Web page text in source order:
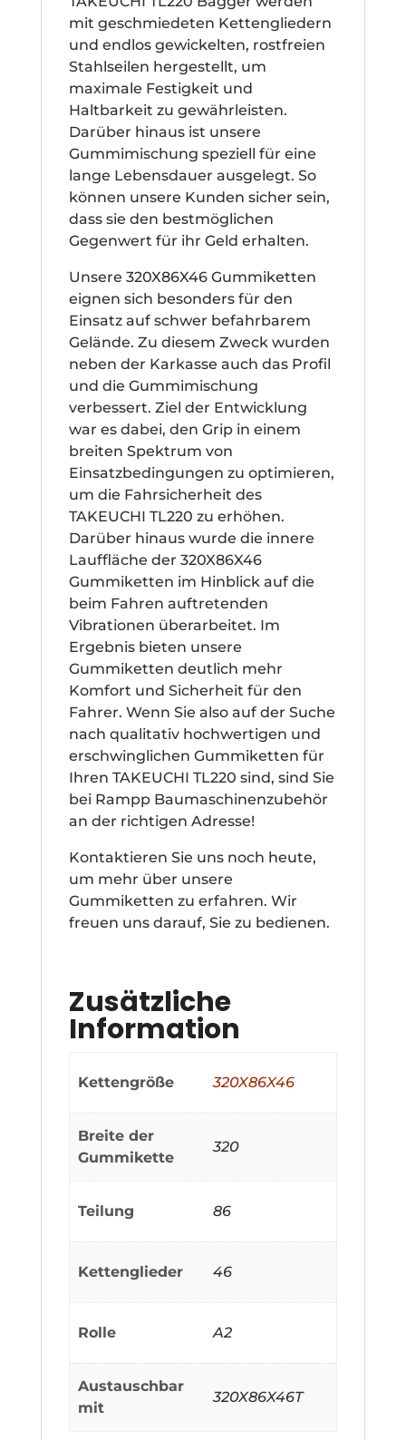
mit geschmiedeten Kettengliedern
und endlos gewickelten, rostfreien
Stahlseilen hergestellt, um
maximale Festigkeit und
Haltbarkeit zu gewährleisten.
Darüber hinaus ist unsere
Gummimischung speziell für eine
lange Lebensdauer ausgelegt. So
können unsere Kunden sicher sein,
dass sie den bestmöglichen
Gegenwert für ihr Geld erhalten.
Unsere 320X86X46 Gummiketten
eignen sich besonders für den
Einsatz auf schwer befahrbarem
Gelände. Zu diesem Zweck wurden
neben der Karkasse auch das Profil
und die Gummimischung
verbessert. Ziel der Entwicklung
war es dabei, den Grip in einem
breiten Spektrum von
Einsatzbedingungen zu optimieren,
um die Fahrsicherheit des
TAKEUCHI TL220 zu erhöhen.
Darüber hinaus wurde die innere
Lauffläche der 320X86X46
Gummiketten im Hinblick auf die
beim Fahren auftretenden
Vibrationen überarbeitet. Im
Ergebnis bieten unsere
Gummiketten deutlich mehr
Komfort und Sicherheit für den
Fahrer. Wenn Sie also auf der Suche
nach qualitativ hochwertigen und
erschwinglichen Gummiketten für
Ihren TAKEUCHI TL220 sind, sind Sie
bei Rampp Baumaschinenzubehör
an der richtigen Adresse!
Kontaktieren Sie uns noch heute,
um mehr über unsere
Gummiketten zu erfahren. Wir
freuen uns darauf, Sie zu bedienen.
Zusätzliche
Information
Kettengröße 320X86X46
Breite der
Gummikette
320
Teilung 86
Kettenglieder 46
Rolle A2
Austauschbar
mit
320X86X46T